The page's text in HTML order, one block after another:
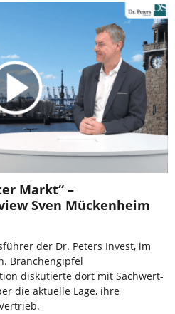
Markt“ –
Sven Mückenheim
der Dr. Peters Invest, im
Branchengipfel
diskutierte dort mit Sachwert-
die aktuelle Lage, ihre